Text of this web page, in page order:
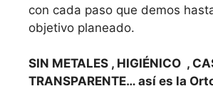
con cada paso que demos
objetivo planeado.
SIN METALES , HIGIÉNICO ,
TRANSPARENTE… así es la